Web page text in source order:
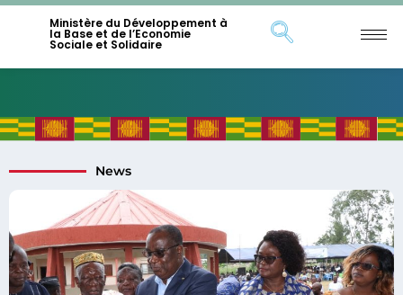
Ministère du Développement à
la Base et de l’Economie
Sociale et Solidaire
News